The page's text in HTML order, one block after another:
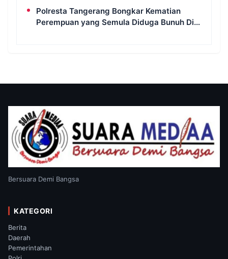
Polresta Tangerang Bongkar Kematian
Perempuan yang Semula Diduga Bunuh Diri,
Bersuara Demi Bangsa
KATEGORI
Berita
Daerah
Pemerintahan